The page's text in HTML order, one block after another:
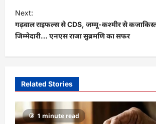
s
t
n
a
g
a
Next:
गढ़वाल राइफल्स से CDS, जम्मू-कश्मीर से
जिम्मेदारी… एनएस राजा सुब्रमणि का सफर
Related Stories
1 minute read